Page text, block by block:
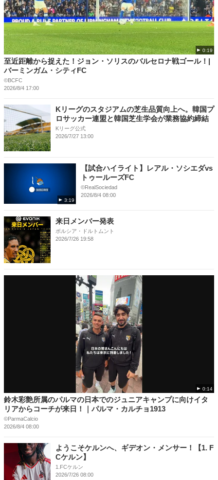
0:19
至近距離から捉えた！ジョン・ソリスのバルセロナ戦ゴール！|
バーミンガム・シティFC
©BCFC
2026/8/4 17:00
Kリーグのスタジアムの芝生品質向上へ。韓国プ
ロサッカー連盟と韓国芝生学会が業務協約締結
Kリーグ公式
2026/7/27 13:00
3:19
【試合ハイライト】レアル・ソシエダvs
トゥールーズFC
©RealSociedad
2026/8/4 08:00
来日メンバー発表
ボルシア・ドルトムント
2026/7/26 19:58
0:14
鈴木彩艶所属のパルマの日本でのジュニアキャンプに向けイタ
リアからコーチが来日！｜パルマ・カルチョ1913
©️ParmaCalcio
2026/8/4 08:00
ようこそケルンへ、ギデオン・メンサー！【1. F
Cケルン】
1.FCケルン
2026/7/26 08:00